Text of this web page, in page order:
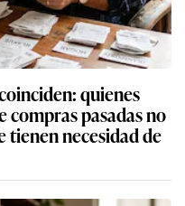
quienes
compras pasadas no
tienen necesidad de